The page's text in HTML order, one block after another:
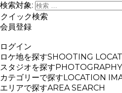
検索対象:
クイック検索
会員登録
ログイン
ロケ地を探すSHOOTING
スタジオを探す
カテゴリーで探すLOCATION
エリアで探すAREA SEARCH